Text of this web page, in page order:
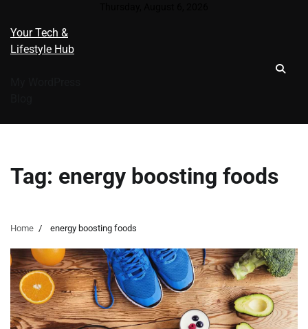
content
Your Tech &
Lifestyle Hub
Tag: energy boosting foods
Home energy boosting foods